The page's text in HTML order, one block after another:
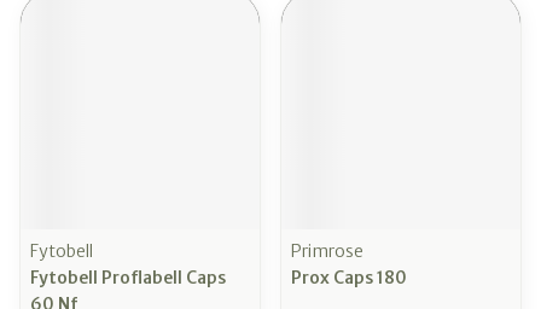
Fytobell
Fytobell Proflabell Caps
60 Nf
Primrose
Prox Caps 180